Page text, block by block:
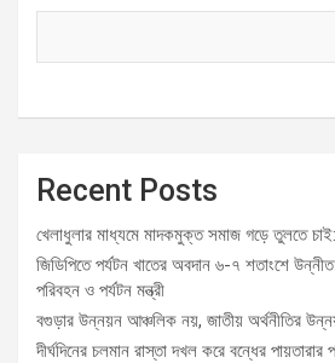
Recent Posts
খেলাধুলার মাধ্যমে মাদকমুক্ত সমাজ গড়ে তুলতে
জিডিপিতে পর্যটন খাতের অবদান ৬-৭ শতাংশে
পরিবহন ও পর্যটন মন্ত্রী
বগুড়ার উন্নয়ন আঞ্চলিক নয়, জাতীয় অর্থনীতির
দীর্ঘদিনের চলমান রাস্তা দখল করে বন্ধের পায়তারার